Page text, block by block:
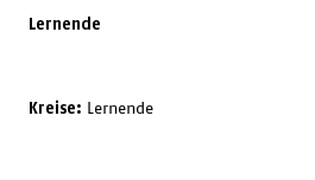
Lernende
Kreise: Lernende